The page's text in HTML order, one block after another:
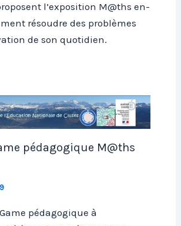
l’exposition M@ths en-
résoudre des problèmes
de son quotidien.
pédagogique M@ths
pédagogique à